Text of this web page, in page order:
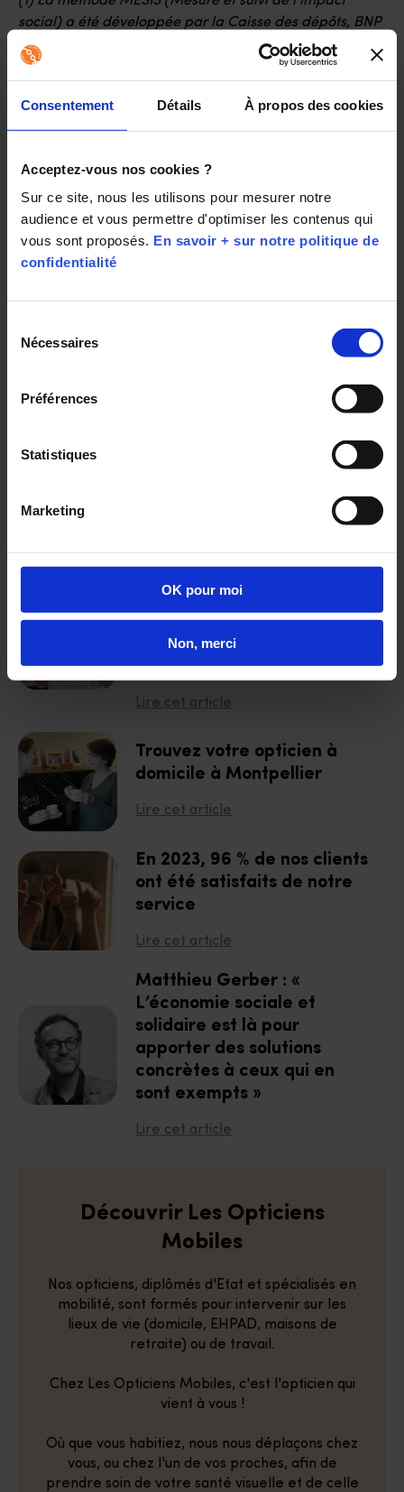
Consentement Détails À propos des cookies
Acceptez-vous nos cookies ?
Sur ce site, nous les utilisons pour mesurer notre
audience et vous permettre d'optimiser les contenus qui
vous sont proposés. En savoir + sur notre politique de
confidentialité
Nécessaires
Préférences
Statistiques
Marketing
OK pour moi
Non, merci
social) a été développée par la Caisse des dépôts, BNP
Paribas et INCO, accompagnés par KIMSO, cabinet de
conseil et d’évaluation spécialisé en impact social. Cette
démarches existantes et capitaliser sur les bonnes
pratiques, faire émerger des outils de mesure partagés
les porteurs de projet.
Avis clients : les 4 raisons
être au travail : pourquoi la
santé visuelle mérite sa
place durant votre
Semaine QVCT 2025 ?
Lire cet article
Trouvez votre opticien à
domicile à Montpellier
Lire cet article
En 2023, 96 % de nos clients
ont été satisfaits de notre
service
Lire cet article
Matthieu Gerber : «
L’économie sociale et
solidaire est là pour
apporter des solutions
concrètes à ceux qui en
sont exempts »
Lire cet article
Découvrir Les Opticiens
Mobiles
Nos opticiens, diplômés d'Etat et spécialisés en
mobilité, sont formés pour intervenir sur les
lieux de vie (domicile, EHPAD, maisons de
retraite) ou de travail.
Chez Les Opticiens Mobiles, c'est l'opticien qui
vient à vous !
Où que vous habitiez, nous nous déplaçons chez
vous, ou chez l'un de vos proches, afin de
prendre soin de votre santé visuelle et de celle